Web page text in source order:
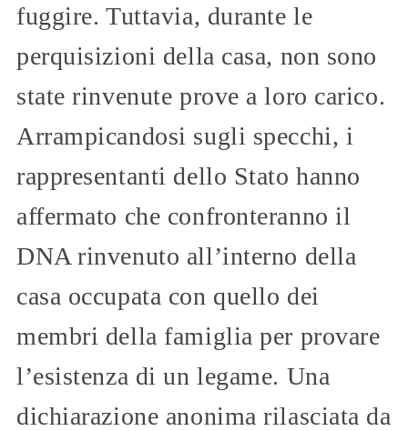
fuggire. Tuttavia, durante le
perquisizioni della casa, non sono
state rinvenute prove a loro carico.
Arrampicandosi sugli specchi, i
rappresentanti dello Stato hanno
affermato che confronteranno il
DNA rinvenuto all’interno della
casa occupata con quello dei
membri della famiglia per provare
l’esistenza di un legame. Una
dichiarazione anonima rilasciata da